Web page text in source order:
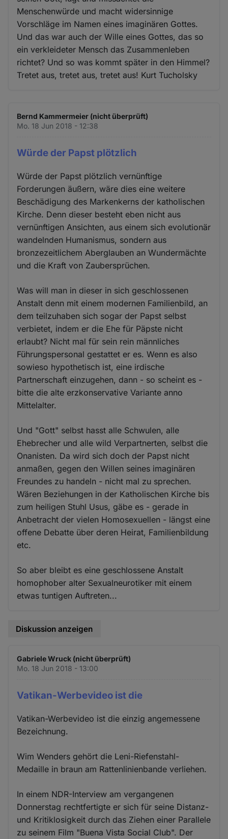
Menschenwürde und macht widersinnige
Vorschläge im Namen eines imaginären Gottes.
Und das war auch der Wille eines Gottes, das so
ein verkleideter Mensch das Zusammenleben
richtet? Und so was kommt später in den Himmel?
Tretet aus, tretet aus, tretet aus! Kurt Tucholsky
Bernd Kammermeier (nicht überprüft)
Mo. 18 Jun 2018 - 12:38
Würde der Papst plötzlich
Würde der Papst plötzlich vernünftige
Forderungen äußern, wäre dies eine weitere
Beschädigung des Markenkerns der katholischen
Kirche. Denn dieser besteht eben nicht aus
vernünftigen Ansichten, aus einem sich evolutionär
wandelnden Humanismus, sondern aus
bronzezeitlichem Aberglauben an Wundermächte
und die Kraft von Zaubersprüchen.
Was will man in dieser in sich geschlossenen
Anstalt denn mit einem modernen Familienbild, an
dem teilzuhaben sich sogar der Papst selbst
verbietet, indem er die Ehe für Päpste nicht
erlaubt? Nicht mal für sein rein männliches
Führungspersonal gestattet er es. Wenn es also
sowieso hypothetisch ist, eine irdische
Partnerschaft einzugehen, dann - so scheint es -
bitte die alte erzkonservative Variante anno
Mittelalter.
Und "Gott" selbst hasst alle Schwulen, alle
Ehebrecher und alle wild Verpartnerten, selbst die
Onanisten. Da wird sich doch der Papst nicht
anmaßen, gegen den Willen seines imaginären
Freundes zu handeln - nicht mal zu sprechen.
Wären Beziehungen in der Katholischen Kirche bis
zum heiligen Stuhl Usus, gäbe es - gerade in
Anbetracht der vielen Homosexuellen - längst eine
offene Debatte über deren Heirat, Familienbildung
etc.
So aber bleibt es eine geschlossene Anstalt
homophober alter Sexualneurotiker mit einem
etwas tuntigen Auftreten...
Diskussion anzeigen
Gabriele Wruck (nicht überprüft)
Mo. 18 Jun 2018 - 13:00
Vatikan-Werbevideo ist die
Vatikan-Werbevideo ist die einzig angemessene
Bezeichnung.
Wim Wenders gehört die Leni-Riefenstahl-
Medaille in braun am Rattenlinienbande verliehen.
In einem NDR-Interview am vergangenen
Donnerstag rechtfertigte er sich für seine Distanz-
und Kritiklosigkeit durch das Ziehen einer Parallele
zu seinem Film "Buena Vista Social Club". Der